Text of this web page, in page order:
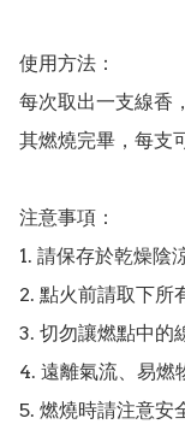
使用方法：
每次取出一支線香
其燃燒完畢，每支
注意事項：
1. 請保存於乾燥陰
2. 點火前請取下所
3. 切勿讓燃點中的
4. 遠離氣流、易燃
5. 燃燒時請注意安